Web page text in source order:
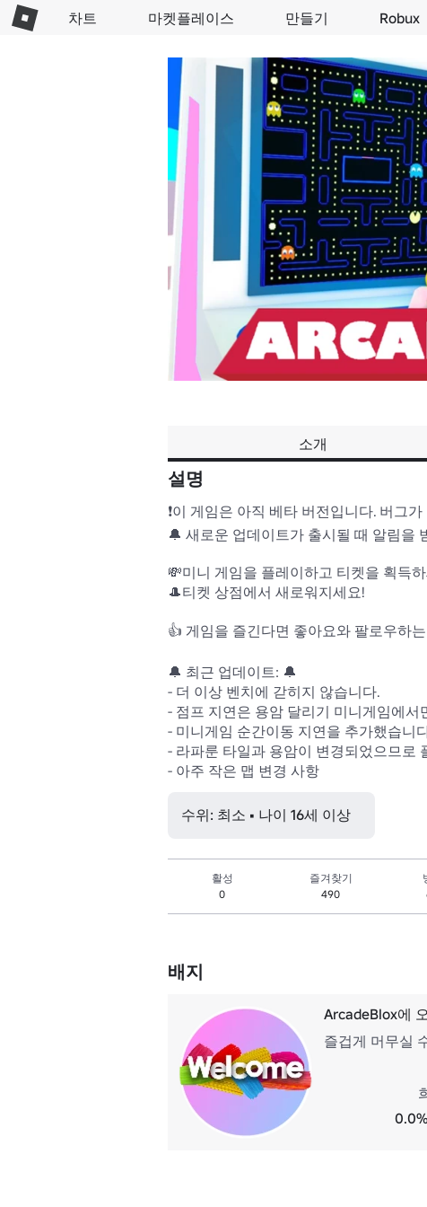
차트 마켓플레이스 만들기 Robux
소개
설명
❗이 게임은 아직 베타 버전입니다. 버그
🔔 새로운 업데이트가 출시될 때 알림을
💸미니 게임을 플레이하고 티켓을 획득
🎩티켓 상점에서 새로워지세요!
👍 게임을 즐긴다면 좋아요와 팔로우하
🔔 최근 업데이트: 🔔
- 더 이상 벤치에 갇히지 않습니다.
- 점프 지연은 용암 달리기 미니게임에
- 미니게임 순간이동 지연을 추가했습니
- 라파룬 타일과 용암이 변경되었으므로
- 아주 작은 맵 변경 사항
수위: 최소 • 나이 16세 이상
활성
0
즐겨찾기
490
배지
ArcadeBlox에
즐겁게 머무실